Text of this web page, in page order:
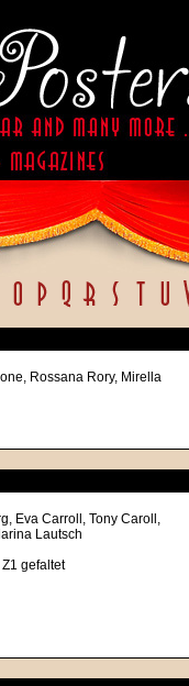
Rossana Rory, Mirella
Eva Carroll, Tony Caroll,
Lautsch
gefaltet